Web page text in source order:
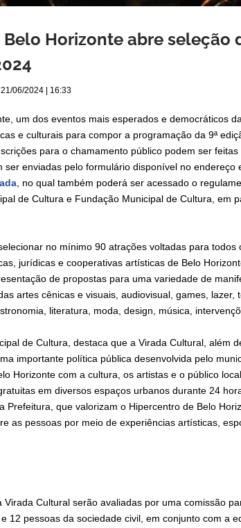
Horizonte abre seleção
21/06/2024 | 16:33
um dos eventos mais esperados e democráticos
e culturais para compor a programação da 9ª
para o chamamento público podem ser
ser enviadas pelo formulário disponível no endereço
, no qual também poderá ser acessado o
de Cultura e Fundação Municipal de Cultura, em
no mínimo 90 atrações voltadas para todos
jurídicas e cooperativas artísticas de Belo
de propostas para uma variedade de
artes cênicas e visuais, audiovisual, games, lazer,
literatura, moda, design, música,
de Cultura, destaca que a Virada Cultural, além
importante política pública desenvolvida pelo
Horizonte com a cultura, os artistas e o público
em diversos espaços urbanos durante 24
Prefeitura, que valorizam o Hipercentro de Belo
as pessoas por meio de experiências artísticas,
Virada Cultural serão avaliadas por uma comissão
12 pessoas da sociedade civil, em conjunto com a